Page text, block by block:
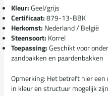
Kleur:Geel/grijs
Certificaat:879-13-BBK
Herkomst: Nederland / België
Steensoort: Korrel
Toepassing:Geschikt voor
zandbakken en paardenbakken
Opmerking: Het betreft hier
in kleur en structuur mogelijk